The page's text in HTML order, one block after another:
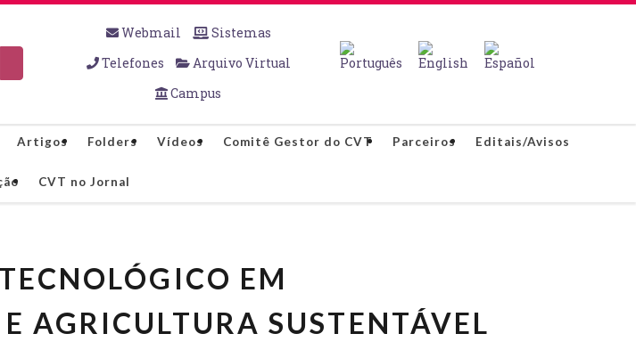
Webmail
Sistemas
Telefones
Arquivo Virtual
Campus
Artigos Folders Vídeos Comitê Gestor do CVT Parceiros Editais/Avisos
CVT no Jornal
EM
AGRICULTURA SUSTENTÁVEL